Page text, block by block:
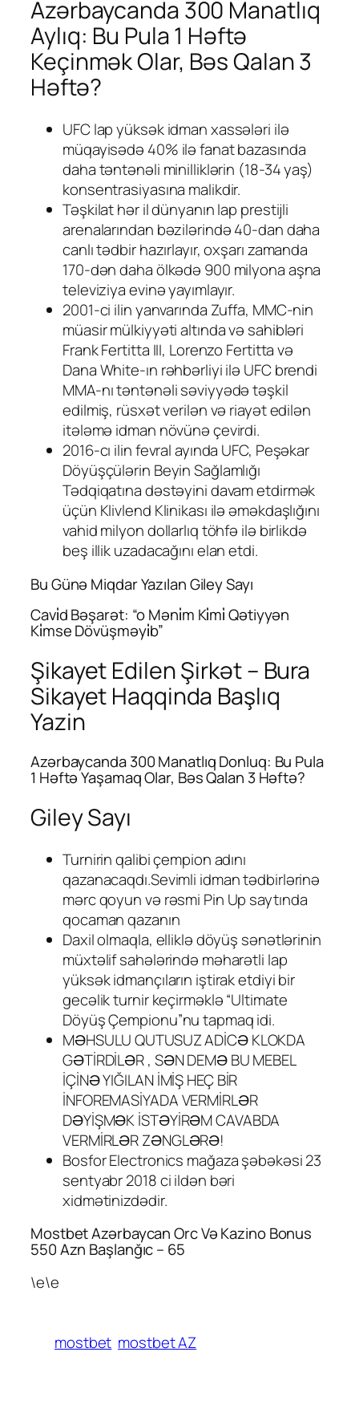
Azərbaycanda 300 Manatlıq
Aylıq: Bu Pula 1 Həftə
Keçinmək Olar, Bəs Qalan 3
Həftə?
UFC lap yüksək idman xassələri ilə
müqayisədə 40% ilə fanat bazasında
daha təntənəli minilliklərin (18-34 yaş)
konsentrasiyasına malikdir.
Təşkilat hər il dünyanın lap prestijli
arenalarından bəzilərində 40-dan daha
canlı tədbir hazırlayır, oxşarı zamanda
170-dən daha ölkədə 900 milyona aşna
televiziya evinə yayımlayır.
2001-ci ilin yanvarında Zuffa, MMC-nin
müasir mülkiyyəti altında və sahibləri
Frank Fertitta III, Lorenzo Fertitta və
Dana White-ın rəhbərliyi ilə UFC brendi
MMA-nı təntənəli səviyyədə təşkil
edilmiş, rüsxət verilən və riayət edilən
itələmə idman növünə çevirdi.
2016-cı ilin fevral ayında UFC, Peşəkar
Döyüşçülərin Beyin Sağlamlığı
Tədqiqatına dəstəyini davam etdirmək
üçün Klivlend Klinikası ilə əməkdaşlığını
vahid milyon dollarlıq töhfə ilə birlikdə
beş illik uzadacağını elan etdi.
Bu Günə Miqdar Yazılan Giley Sayı
Cavi̇d Bəşarət: “o Məni̇m Ki̇mi̇ Qətiyyən
Ki̇mse Dövüşməyi̇b”
Şikayet Edilen Şirkət – Bura
Sikayet Haqqinda Başlıq
Yazin
Azərbaycanda 300 Manatlıq Donluq: Bu Pula
1 Həftə Yaşamaq Olar, Bəs Qalan 3 Həftə?
Giley Sayı
Turnirin qalibi çempion adını
qazanacaqdı.Sevimli idman tədbirlərinə
mərc qoyun və rəsmi Pin Up saytında
qocaman qazanın
Daxil olmaqla, elliklə döyüş sənətlərinin
müxtəlif sahələrində məharətli lap
yüksək idmançıların iştirak etdiyi bir
gecəlik turnir keçirməklə “Ultimate
Döyüş Çempionu”nu tapmaq idi.
MƏHSULU QUTUSUZ ADİCƏ KLOKDA
GƏTİRDİLƏR , SƏN DEMƏ BU MEBEL
İÇİNƏ YIĞILAN İMİŞ HEÇ BİR
İNFOREMASİYADA VERMİRLƏR
DƏYİŞMƏK İSTƏYİRƏM CAVABDA
VERMİRLƏR ZƏNGLƏRƏ!
Bosfor Electronics mağaza şəbəkəsi 23
sentyabr 2018 ci ildən bəri
xidmətinizdədir.
Mostbet Azərbaycan Orc Və Kazino Bonus
550 Azn Başlanğıc – 65
\e\e
mostbet mostbet AZ